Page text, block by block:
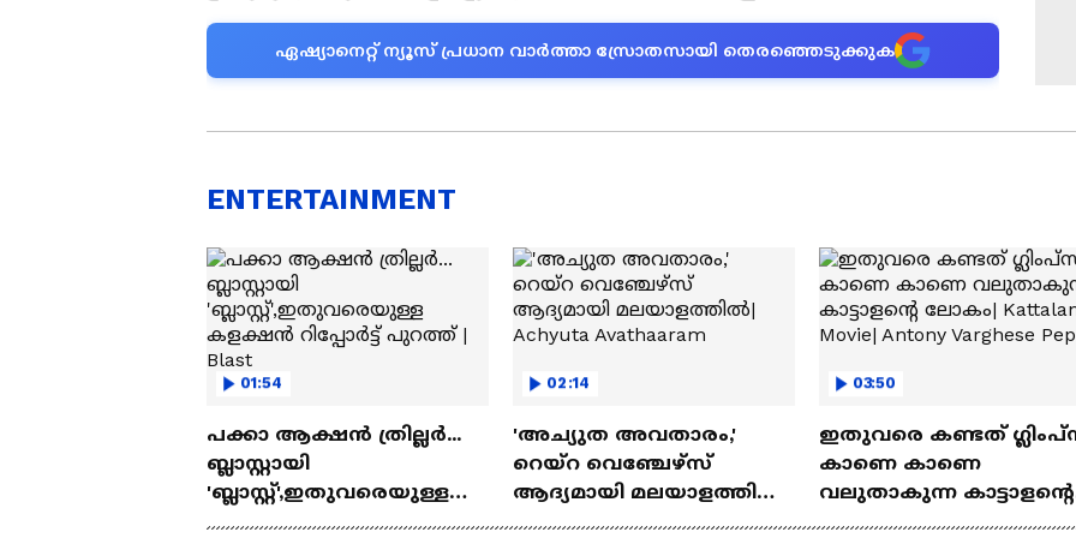
ഏഷ്യാനെറ്റ് ന്യൂസ് പ്രധാന വാർത്താ സ്രോതസായി തെരഞ്ഞെടുക്കുക
ENTERTAINMENT
01:54
പക്കാ ആക്ഷൻ ത്രില്ലർ...
ബ്ലാസ്റ്റായി
'ബ്ലാസ്റ്റ്',ഇതുവരെയുള്ള
കളക്ഷൻ റിപ്പോർട്ട്
02:14
'അച്യുത അവതാരം,'
റെയ്റ വെഞ്ചേഴ്‌സ്
ആദ്യമായി മലയാളത്തിൽ|
Achyuta Avathaaram
03:50
ഇതുവരെ കണ്ടത്
കാണെ കാണെ
വലുതാകുന്ന കാട്ടാളൻ്റെ
ലോകം| Kattalan Movie|